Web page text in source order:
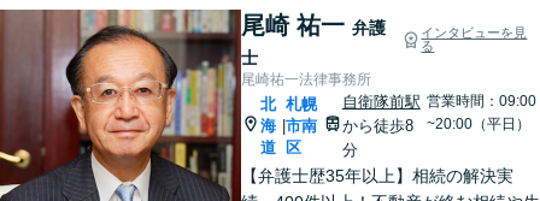
尾崎 祐一 弁護
士
インタビューを見
る
尾崎祐一法律事務所
北
海
道
|
札幌
市南
区
自衛隊前駅
から徒歩8
分
営業時間：09:00
~20:00（平日）
【弁護士歴35年以上】相続の解決実